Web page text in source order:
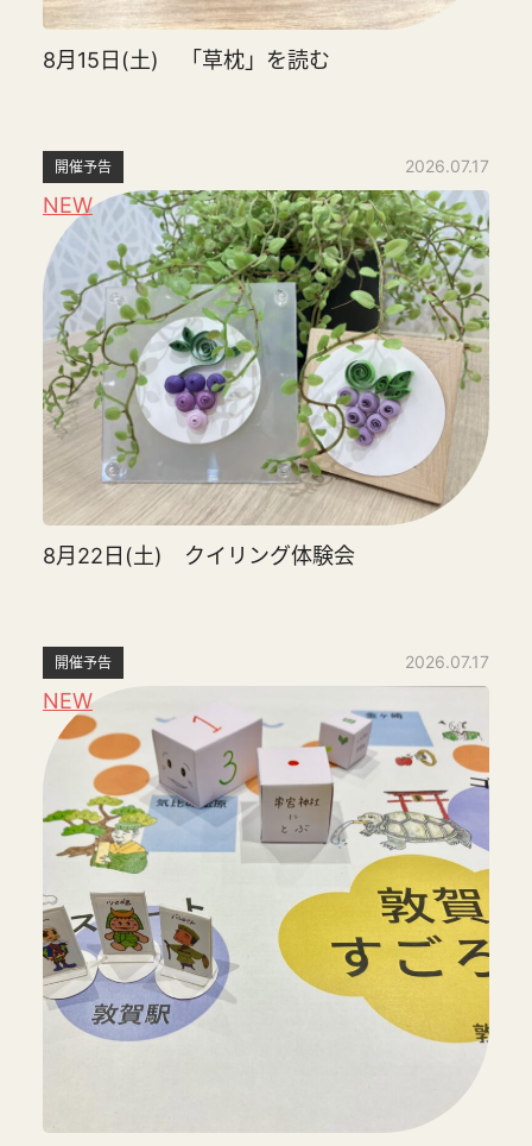
8月15日(土) 「草枕」を読む
開催予告 2026.07.17
NEW
8月22日(土) クイリング体験会
開催予告 2026.07.17
NEW